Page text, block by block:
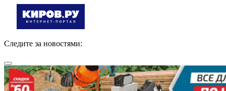
Следите за новостями: